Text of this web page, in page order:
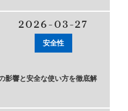
2026-03-27
安全性
影響と安全な使い方を徹底解